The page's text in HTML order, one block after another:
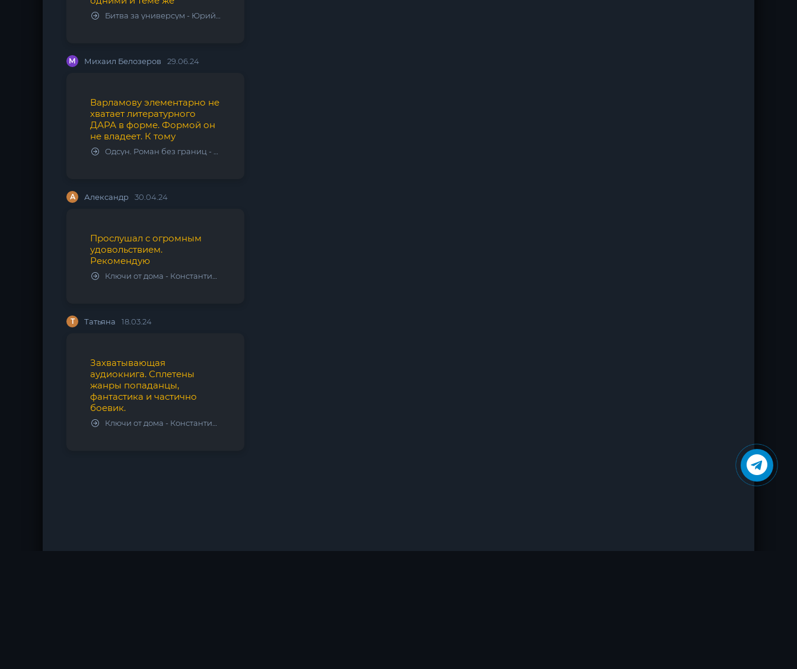
Битва за универсум - Юрий Тарарев, Александр Тарарев
М Михаил Белозеров 29.06.24
Варламову элементарно не
хватает литературного
ДАРА в форме. Формой он
не владеет. К тому
Одсун. Роман без границ - Алексей Варламов
А Александр 30.04.24
Прослушал с огромным
удовольствием.
Рекомендую
Ключи от дома - Константин Калбазов
Т Татьяна 18.03.24
Захватывающая
аудиокнига. Сплетены
жанры попаданцы,
фантастика и частично
боевик.
Ключи от дома - Константин Калбазов